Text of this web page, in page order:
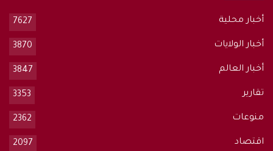
أخبار محلية 7627
أخبار الولايات 3870
أخبار العالم 3847
تقارير 3353
منوعات 2362
اقتصاد 2097